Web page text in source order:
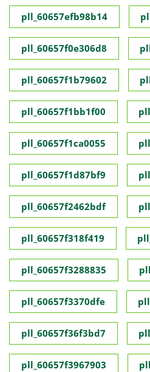
pll_60657efb98b14
pll_60657f0e306d8
pll_60657f1b79602
pll_60657f1bb1f00
pll_60657f1ca0055
pll_60657f1d87bf9
pll_60657f2462bdf
pll_60657f318f419
pll_60657f3288835
pll_60657f3370dfe
pll_60657f36f3bd7
pll_60657f3967903